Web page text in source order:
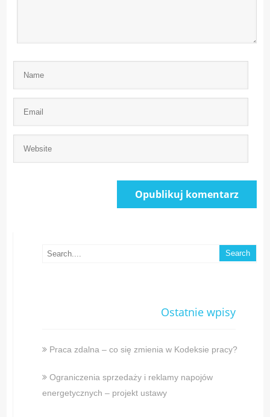
Ostatnie wpisy
Praca zdalna – co się zmienia w Kodeksie pracy?
Ograniczenia sprzedaży i reklamy napojów
energetycznych – projekt ustawy